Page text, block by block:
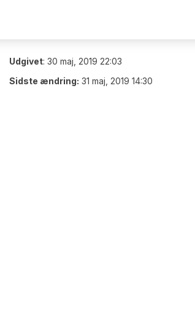
Udgivet: 30 maj, 2019 22:03
Sidste ændring: 31 maj, 2019 14:30